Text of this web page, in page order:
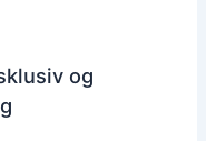
og